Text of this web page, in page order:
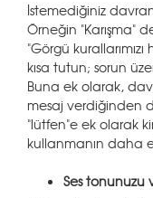
İstemediğiniz
Örneğin "Karışma"
"Görgü
kısa tutun; sorun
Buna ek olarak,
mesaj verdiğinden
"lütfen"e ek olarak
kullanmanın daha
Ses tonunuzu